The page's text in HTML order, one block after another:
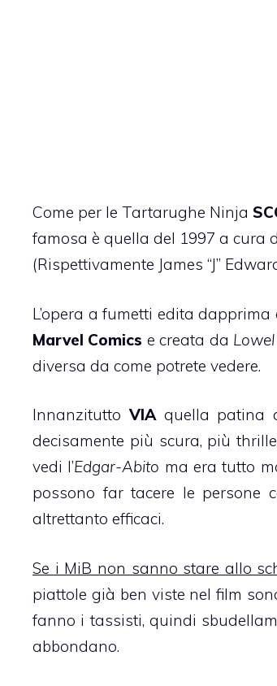
Come per le Tartarughe Ninja
famosa è quella del 1997 a cura
(Rispettivamente James “J”
L’opera a fumetti edita
Marvel Comics e creata da
diversa da come potrete vedere.
InnanzituttoVIA quella patina
decisamente più scura, più
vedi l’Edgar-Abito ma era tutto
possono far tacere le persone
altrettanto efficaci.
Se i MiB non sanno stare allo
piattole già ben viste nel film
fanno i tassisti, quindi
abbondano.